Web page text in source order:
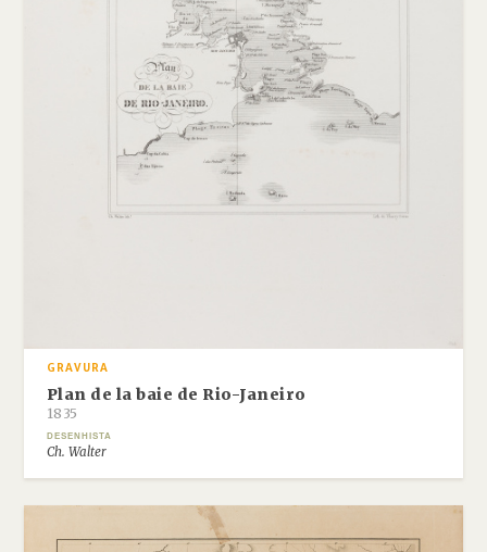
GRAVURA
Plan de la baie de Rio-Janeiro
1835
DESENHISTA
Ch. Walter